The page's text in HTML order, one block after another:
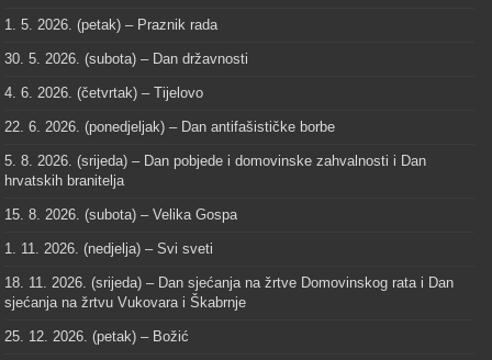
1. 5. 2026. (petak) – Praznik rada
30. 5. 2026. (subota) – Dan državnosti
4. 6. 2026. (četvrtak) – Tijelovo
22. 6. 2026. (ponedjeljak) – Dan antifašističke borbe
5. 8. 2026. (srijeda) – Dan pobjede i domovinske zahvalnosti i Dan
hrvatskih branitelja
15. 8. 2026. (subota) – Velika Gospa
1. 11. 2026. (nedjelja) – Svi sveti
18. 11. 2026. (srijeda) – Dan sjećanja na žrtve Domovinskog rata i Dan
sjećanja na žrtvu Vukovara i Škabrnje
25. 12. 2026. (petak) – Božić